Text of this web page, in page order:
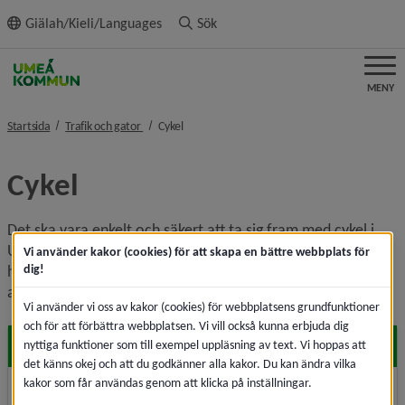
innehållet
Giälah/Kieli/Languages Sök
MENY
Startsida Trafik och gator nivå i brödsmulenavigeringen
Cykelnivå i brödsmulenavigeringen
Cykel
Det ska vara enkelt och säkert att ta sig fram med cykel i
Umeå. Umeå ska växa hållbart, med allt bättre luft, bättre
hälsa och mindre klimatpåverkan. Läs mer om kommunens
arbete för att underlätta för cyklister.
Cykelkarta
Ta del av karta över cykelvägar i Umeå tätort och
Vi använder kakor (cookies) för att skapa en bättre webbplats för
dig!
Vi använder vi oss av kakor (cookies) för webbplatsens grundfunktioner
och för att förbättra webbplatsen. Vi vill också kunna erbjuda dig
nyttiga funktioner som till exempel uppläsning av text. Vi hoppas att
det känns okej och att du godkänner alla kakor. Du kan ändra vilka
kakor som får användas genom att klicka på inställningar.